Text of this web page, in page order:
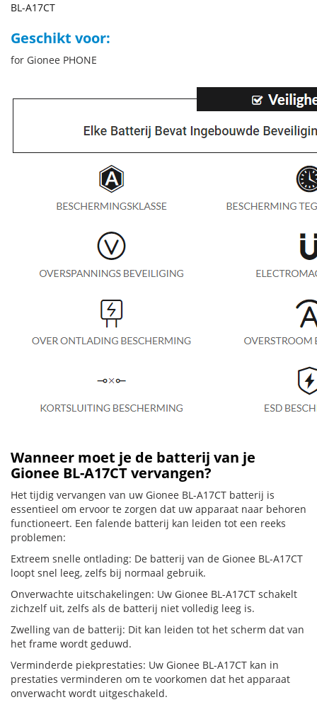
BL-A17CT
Geschikt voor:
for Gionee PHONE
Wanneer moet je de batterij van je
Gionee BL-A17CT vervangen?
Het tijdig vervangen van uw Gionee BL-A17CT batterij is
essentieel om ervoor te zorgen dat uw apparaat naar behoren
functioneert. Een falende batterij kan leiden tot een reeks
problemen:
Extreem snelle ontlading: De batterij van de Gionee BL-A17CT
loopt snel leeg, zelfs bij normaal gebruik.
Onverwachte uitschakelingen: Uw Gionee BL-A17CT schakelt
zichzelf uit, zelfs als de batterij niet volledig leeg is.
Zwelling van de batterij: Dit kan leiden tot het scherm dat van
het frame wordt geduwd.
Verminderde piekprestaties: Uw Gionee BL-A17CT kan in
prestaties verminderen om te voorkomen dat het apparaat
onverwacht wordt uitgeschakeld.